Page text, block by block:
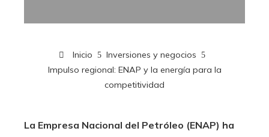
Inicio
Inversiones y negocios
Impulso regional: ENAP y la energía para la
competitividad
La Empresa Nacional del Petróleo (ENAP) ha